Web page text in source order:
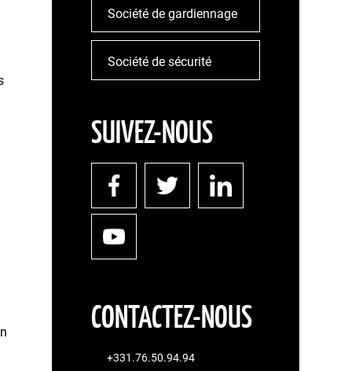
Société de gardiennage
Société de sécurité
SUIVEZ-NOUS
CONTACTEZ-NOUS
+331.76.50.94.94